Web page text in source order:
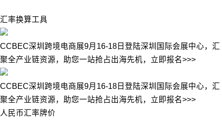
汇率换算工具
CCBEC深圳跨境电商展9月16-18日登陆深圳国际会展中心，汇
聚全产业链资源，助您一站抢占出海先机，立即报名>>>
CCBEC深圳跨境电商展9月16-18日登陆深圳国际会展中心，汇
聚全产业链资源，助您一站抢占出海先机，立即报名>>>
人民币汇率牌价